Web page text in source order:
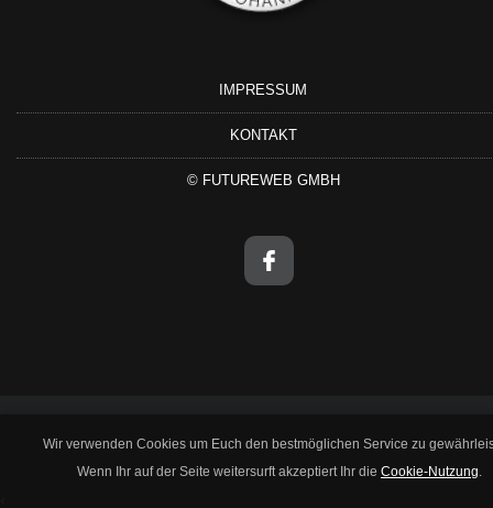
IMPRESSUM
KONTAKT
© FUTUREWEB GMBH
Wir verwenden Cookies um Euch den bestmöglichen Service zu
Wenn Ihr auf der Seite weitersurft akzeptiert Ihr die Cookie-Nutzung.